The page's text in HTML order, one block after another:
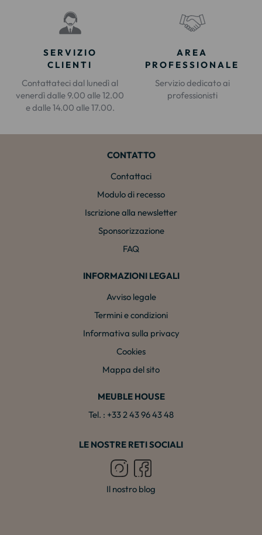
SERVIZIO
CLIENTI
Contattateci dal lunedì al
venerdì dalle 9.00 alle 12.00
e dalle 14.00 alle 17.00.
AREA
PROFESSIONALE
Servizio dedicato ai
professionisti
CONTATTO
Contattaci
Modulo di recesso
Iscrizione alla newsletter
Sponsorizzazione
FAQ
INFORMAZIONI LEGALI
Avviso legale
Termini e condizioni
Informativa sulla privacy
Cookies
Mappa del sito
MEUBLE HOUSE
Tel. : +33 2 43 96 43 48
LE NOSTRE RETI SOCIALI
Il nostro blog